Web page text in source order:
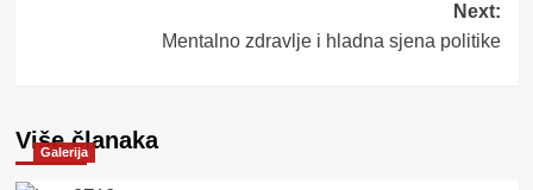
Next:
Mentalno zdravlje i hladna sjena politike
Više članaka
Galerija